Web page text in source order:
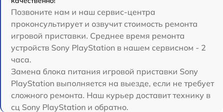
Позвоните нам и наш сервис-центра
проконсультирует и озвучит стоимость ремонта
игровой приставки. Среднее время ремонта
устройств Sony PlayStation в нашем сервисном - 2
часа.
Замена блока питания игровой приставки Sony
PlayStation выполняется на выезде, если не требует
сложного ремонта. Наш курьер доставит технику в
сц Sony PlayStation и обратно.